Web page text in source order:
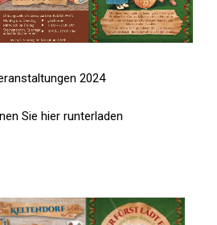
2024
Sie hier runterladen